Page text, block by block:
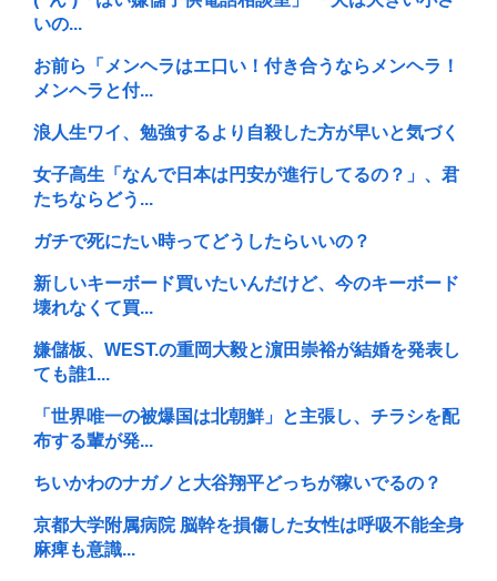
いの...
お前ら「メンヘラはエ口い！付き合うならメンヘラ！
メンヘラと付...
浪人生ワイ、勉強するより自殺した方が早いと気づく
女子高生「なんで日本は円安が進行してるの？」、君
たちならどう...
ガチで死にたい時ってどうしたらいいの？
新しいキーボード買いたいんだけど、今のキーボード
壊れなくて買...
嫌儲板、WEST.の重岡大毅と濵田崇裕が結婚を発表し
ても誰1...
「世界唯一の被爆国は北朝鮮」と主張し、チラシを配
布する輩が発...
ちいかわのナガノと大谷翔平どっちが稼いでるの？
京都大学附属病院 脳幹を損傷した女性は呼吸不能全身
麻痺も意識...